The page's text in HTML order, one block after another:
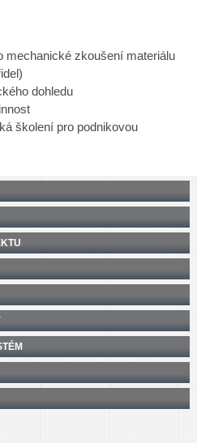
zkoušení materiálu
dohledu
školení pro podnikovou